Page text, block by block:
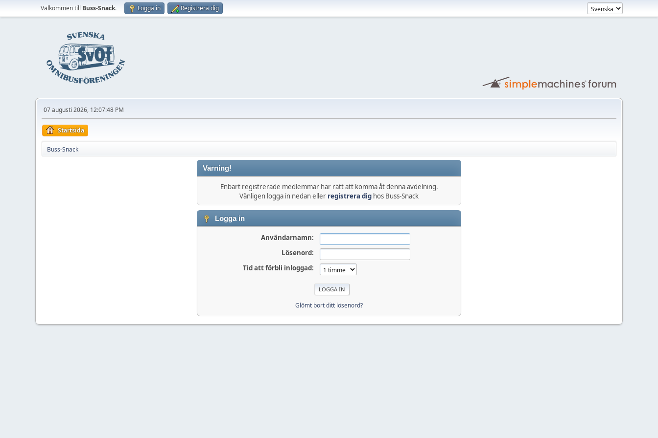
Välkommen till Buss-Snack. Logga in Registrera dig
07 augusti 2026, 12:07:48 PM
Startsida
Buss-Snack
Varning!
Enbart registrerade medlemmar har rätt att komma åt denna avdelning.
Vänligen logga in nedan eller registrera dig hos Buss-Snack
Logga in
Användarnamn:
Lösenord:
Tid att förbli inloggad:
Glömt bort ditt lösenord?